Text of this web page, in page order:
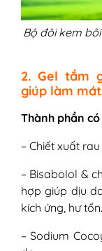
Bộ đôi kem
2. Gel tắm
giúp làm
Thành phần có
– Chiết xuất
– Bisabolol &
hợp giúp dịu
kích ứng, hư tổn.
– Sodium